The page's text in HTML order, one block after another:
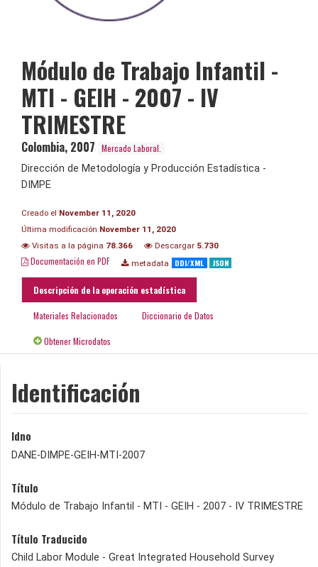
Módulo de Trabajo Infantil -
MTI - GEIH - 2007 - IV
TRIMESTRE
Colombia, 2007 Mercado Laboral.
Dirección de Metodología y Producción Estadística -
DIMPE
Creado el November 11, 2020
Última modificación November 11, 2020
Visitas a la página 78.366 Descargar 5.730
Documentación en PDF metadata DDI/XML JSON
Descripción de la operación estadística
Materiales Relacionados Diccionario de Datos
Obtener Microdatos
Identificación
Idno
DANE-DIMPE-GEIH-MTI-2007
Título
Módulo de Trabajo Infantil - MTI - GEIH - 2007 - IV TRIMESTRE
Título Traducido
Child Labor Module - Great Integrated Household Survey